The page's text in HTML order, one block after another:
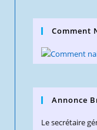
Comment
Annonce
Le secrétaire